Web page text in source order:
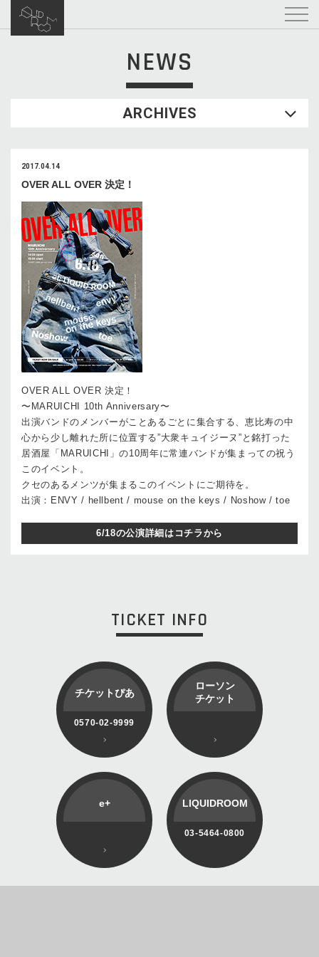
NEWS
ARCHIVES
2017.04.14
OVER ALL OVER 決定！
OVER ALL OVER 決定！
〜MARUICHI 10th Anniversary〜
出演バンドのメンバーがことあるごとに集合する、恵比寿の中
心から少し離れた所に位置する”大衆キュイジーヌ”と銘打った
居酒屋「MARUICHI」の10周年に常連バンドが集まっての祝う
このイベント。
クセのあるメンツが集まるこのイベントにご期待を。
出演：ENVY / hellbent / mouse on the keys / Noshow / toe
6/18の公演詳細はコチラから
TICKET INFO
チケットぴあ
0570-02-9999
ローソン
チケット
e+ LIQUIDROOM
03-5464-0800